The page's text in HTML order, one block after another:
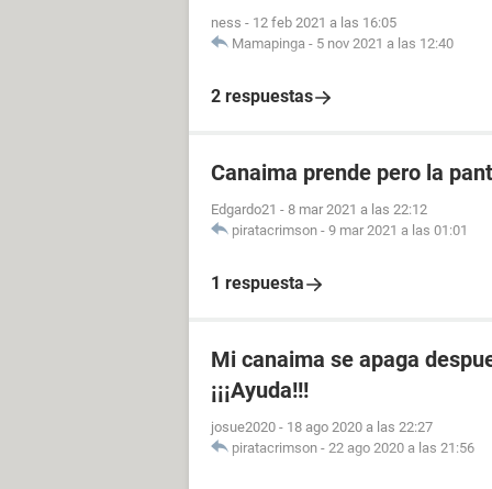
ness - 12 feb 2021 a las 16:05
Mamapinga - 5 nov 2021 a las 12:40
2 respuestas
Canaima prende pero la
Edgardo21 - 8 mar 2021 a las 22:12
piratacrimson - 9 mar 2021 a las 01:01
1 respuesta
Mi canaima se apaga
¡¡¡Ayuda!!!
josue2020 - 18 ago 2020 a las 22:27
piratacrimson - 22 ago 2020 a las 21:56